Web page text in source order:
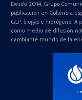
Desde 2014, Grupo
publicación en Colombia
GLP, biogás e hidrógeno.
como medio de difusión
cambiante mundo de la